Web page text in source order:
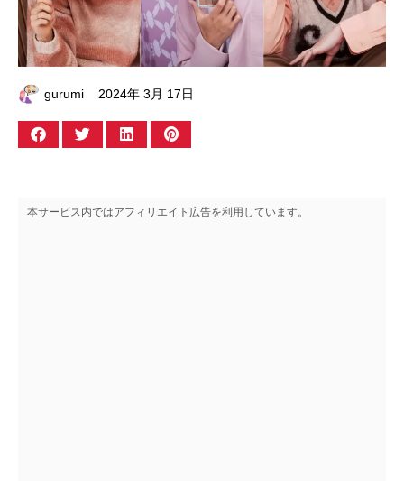
gurumi 2024年 3月 17日
本サービス内ではアフィリエイト広告を利用しています。